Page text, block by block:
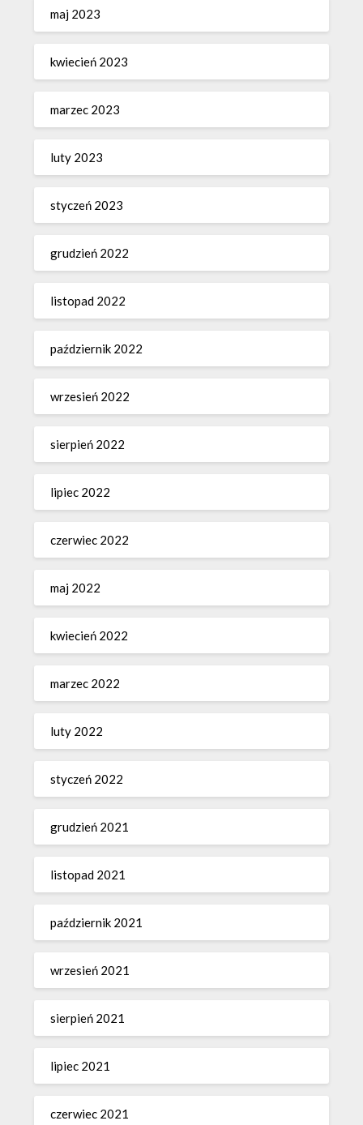
maj 2023
kwiecień 2023
marzec 2023
luty 2023
styczeń 2023
grudzień 2022
listopad 2022
październik 2022
wrzesień 2022
sierpień 2022
lipiec 2022
czerwiec 2022
maj 2022
kwiecień 2022
marzec 2022
luty 2022
styczeń 2022
grudzień 2021
listopad 2021
październik 2021
wrzesień 2021
sierpień 2021
lipiec 2021
czerwiec 2021